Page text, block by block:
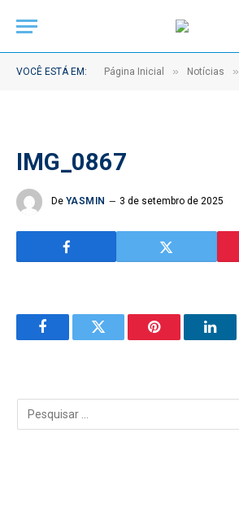
VOCÊ ESTÁ EM: Página Inicial » Notícias »
IMG_0867
De YASMIN 3 de setembro de 2025
FacebookTwitter Pinterest